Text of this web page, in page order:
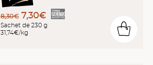
8,30€ 7,30€
Sachet de 230 g
31,74€/kg